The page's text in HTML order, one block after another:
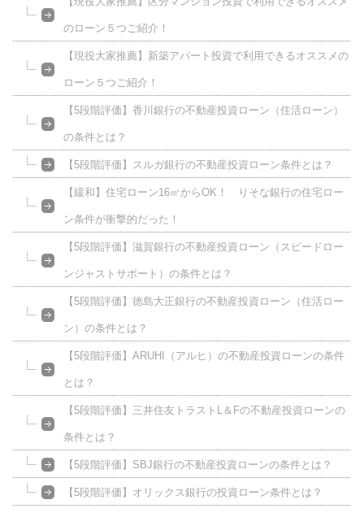
のローン５つご紹介！
【現役大家推薦】新築アパート投資で利用できるオススメの
ローン５つご紹介！
【5段階評価】香川銀行の不動産投資ローン（住活ローン）
の条件とは？
【5段階評価】スルガ銀行の不動産投資ローン条件とは？
【緩和】住宅ローン16㎡からOK！ りそな銀行の住宅ロー
ン条件が衝撃的だった！
【5段階評価】滋賀銀行の不動産投資ローン（スピードロー
ンジャストサポート）の条件とは？
【5段階評価】徳島大正銀行の不動産投資ローン（住活ロー
ン）の条件とは？
【5段階評価】ARUHI（アルヒ）の不動産投資ローンの条件
とは？
【5段階評価】三井住友トラストL＆Fの不動産投資ローンの
条件とは？
【5段階評価】SBJ銀行の不動産投資ローンの条件とは？
【5段階評価】オリックス銀行の投資ローン条件とは？